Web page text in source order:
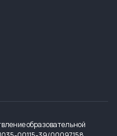
образовательной